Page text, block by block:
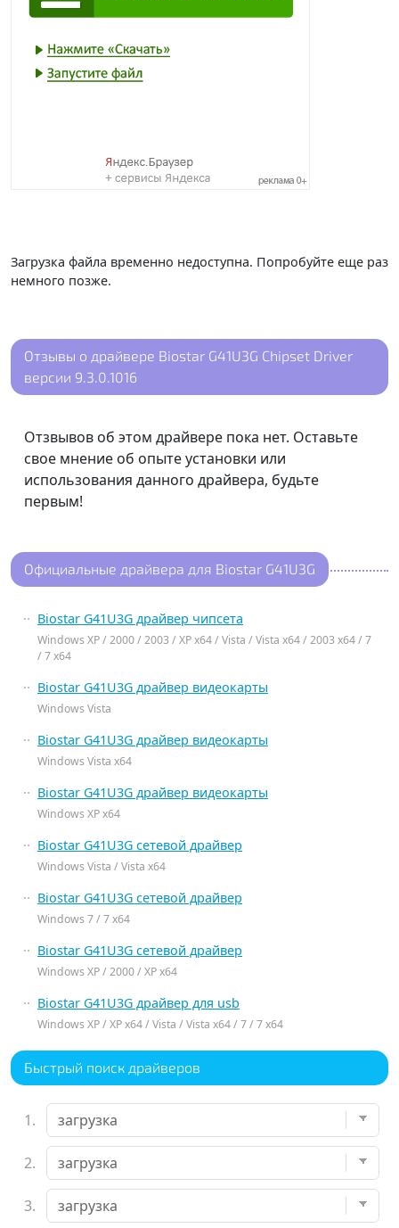
Загрузка файла временно недоступна. Попробуйте еще раз
немного позже.
Отзывы о драйвере Biostar G41U3G Chipset Driver
версии 9.3.0.1016
Отзвывов об этом драйвере пока нет. Оставьте
свое мнение об опыте установки или
использования данного драйвера, будьте
первым!
Официальные драйвера для Biostar G41U3G
Biostar G41U3G драйвер чипсета
Windows XP / 2000 / 2003 / XP x64 / Vista / Vista x64 / 2003 x64 / 7
/ 7 x64
Biostar G41U3G драйвер видеокарты
Windows Vista
Biostar G41U3G драйвер видеокарты
Windows Vista x64
Biostar G41U3G драйвер видеокарты
Windows XP x64
Biostar G41U3G сетевой драйвер
Windows Vista / Vista x64
Biostar G41U3G сетевой драйвер
Windows 7 / 7 x64
Biostar G41U3G сетевой драйвер
Windows XP / 2000 / XP x64
Biostar G41U3G драйвер для usb
Windows XP / XP x64 / Vista / Vista x64 / 7 / 7 x64
Быстрый поиск драйверов
1.
2.
3.